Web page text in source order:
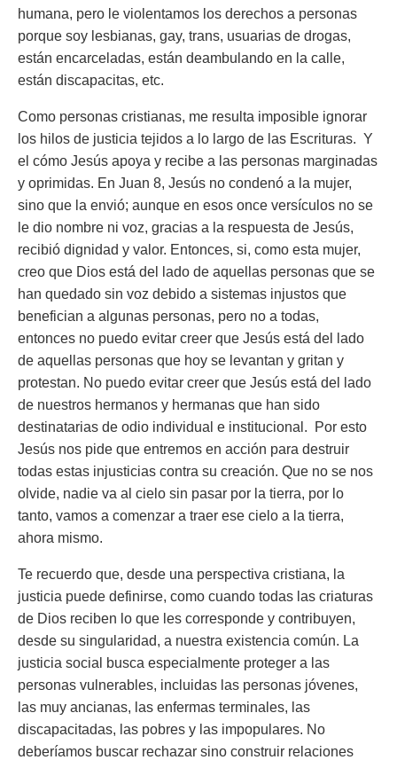
humana, pero le violentamos los derechos a personas
porque soy lesbianas, gay, trans, usuarias de drogas,
están encarceladas, están deambulando en la calle,
están discapacitas, etc.
Como personas cristianas, me resulta imposible ignorar
los hilos de justicia tejidos a lo largo de las Escrituras. Y
el cómo Jesús apoya y recibe a las personas marginadas
y oprimidas. En Juan 8, Jesús no condenó a la mujer,
sino que la envió; aunque en esos once versículos no se
le dio nombre ni voz, gracias a la respuesta de Jesús,
recibió dignidad y valor. Entonces, si, como esta mujer,
creo que Dios está del lado de aquellas personas que se
han quedado sin voz debido a sistemas injustos que
benefician a algunas personas, pero no a todas,
entonces no puedo evitar creer que Jesús está del lado
de aquellas personas que hoy se levantan y gritan y
protestan. No puedo evitar creer que Jesús está del lado
de nuestros hermanos y hermanas que han sido
destinatarias de odio individual e institucional. Por esto
Jesús nos pide que entremos en acción para destruir
todas estas injusticias contra su creación. Que no se nos
olvide, nadie va al cielo sin pasar por la tierra, por lo
tanto, vamos a comenzar a traer ese cielo a la tierra,
ahora mismo.
Te recuerdo que, desde una perspectiva cristiana, la
justicia puede definirse, como cuando todas las criaturas
de Dios reciben lo que les corresponde y contribuyen,
desde su singularidad, a nuestra existencia común. La
justicia social busca especialmente proteger a las
personas vulnerables, incluidas las personas jóvenes,
las muy ancianas, las enfermas terminales, las
discapacitadas, las pobres y las impopulares. No
deberíamos buscar rechazar sino construir relaciones